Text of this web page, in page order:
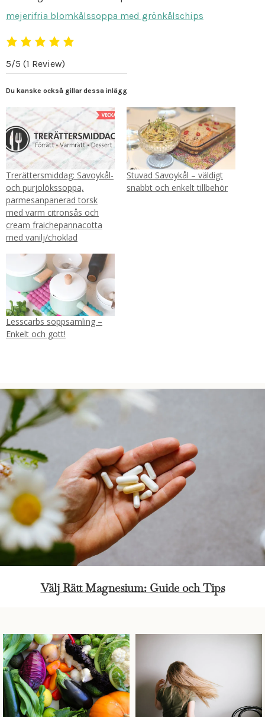
mejerifria blomkålssoppa med grönkålschips
5/5 (1 Review)
Du kanske också gillar dessa inlägg
Trerättersmiddag: Savoykål-
och purjolökssoppa,
parmesanpanerad torsk
med varm citronsås och
cream fraichepannacotta
med vanilj/choklad
Stuvad Savoykål – väldigt
snabbt och enkelt tillbehör
Lesscarbs soppsamling –
Enkelt och gott!
Välj Rätt Magnesium: Guide och Tips